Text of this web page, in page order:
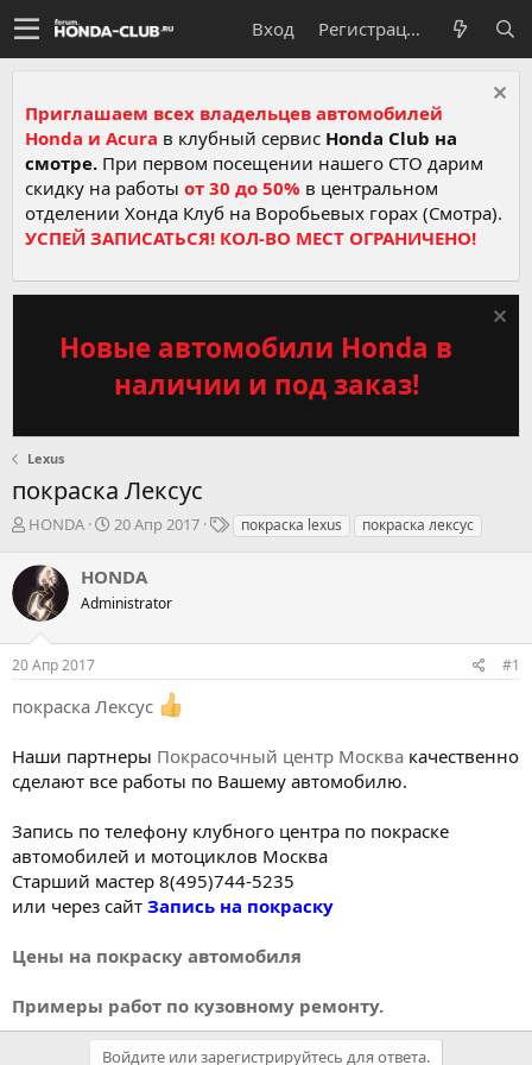
Вход Регистрация
Приглашаем всех владельцев автомобилей
Honda и Acura в клубный сервис Honda Club на
смотре. При первом посещении нашего СТО дарим
скидку на работы от 30 до 50% в центральном
отделении Хонда Клуб на Воробьевых горах (Смотра).
УСПЕЙ ЗАПИСАТЬСЯ! КОЛ-ВО МЕСТ ОГРАНИЧЕНО!
Новые автомобили Honda в
наличии и под заказ!
Lexus
покраска Лексус
А
т
о
р
м
HONDA
Д
а
н
а
20 Апр 2017
Т покраска lexus покраска лексус
HONDA
Administrator
20 Апр 2017 #1
покраска Лексус
Наши партнеры Покрасочный центр Москва качественно
сделают все работы по Вашему автомобилю.
Запись по телефону клубного центра по покраске
автомобилей и мотоциклов Москва
Старший мастер 8(495)744-5235
или через сайт Запись на покраску
Цены на покраску автомобиля
Примеры работ по кузовному ремонту.
Войдите или зарегистрируйтесь для ответа.